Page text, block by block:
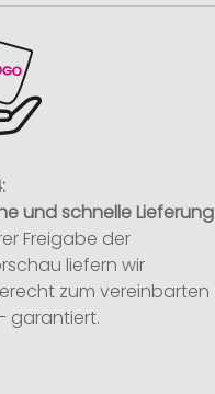
und schnelle Lieferung
Freigabe der
liefern wir
zum vereinbarten
garantiert.